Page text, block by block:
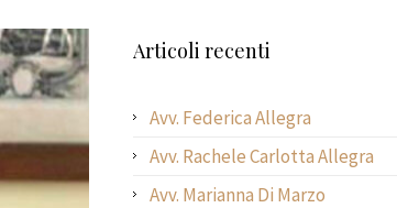
Articoli recenti
Avv. Federica Allegra
Avv. Rachele Carlotta Allegra
Avv. Marianna Di Marzo